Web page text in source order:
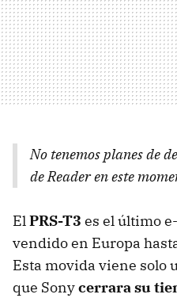
No tenemos planes de
de Reader en este
El PRS-T3 es el último
vendido en Europa
Esta movida viene solo
que Sonycerrara su